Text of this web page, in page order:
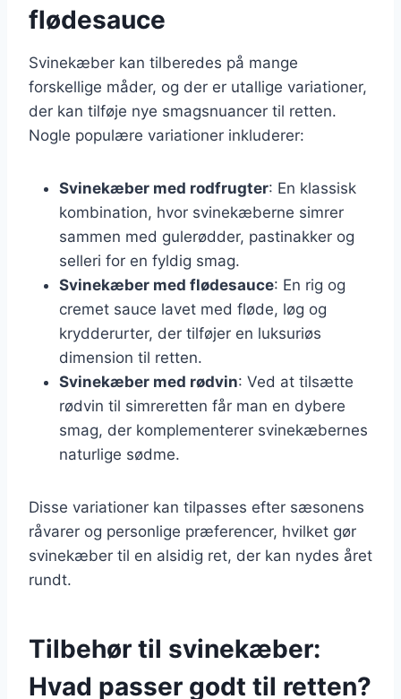
flødesauce
Svinekæber kan tilberedes på mange
forskellige måder, og der er utallige variationer,
der kan tilføje nye smagsnuancer til retten.
Nogle populære variationer inkluderer:
Svinekæber med rodfrugter: En klassisk
kombination, hvor svinekæberne simrer
sammen med gulerødder, pastinakker og
selleri for en fyldig smag.
Svinekæber med flødesauce: En rig og
cremet sauce lavet med fløde, løg og
krydderurter, der tilføjer en luksuriøs
dimension til retten.
Svinekæber med rødvin: Ved at tilsætte
rødvin til simreretten får man en dybere
smag, der komplementerer svinekæbernes
naturlige sødme.
Disse variationer kan tilpasses efter sæsonens
råvarer og personlige præferencer, hvilket gør
svinekæber til en alsidig ret, der kan nydes året
rundt.
Tilbehør til svinekæber:
Hvad passer godt til retten?